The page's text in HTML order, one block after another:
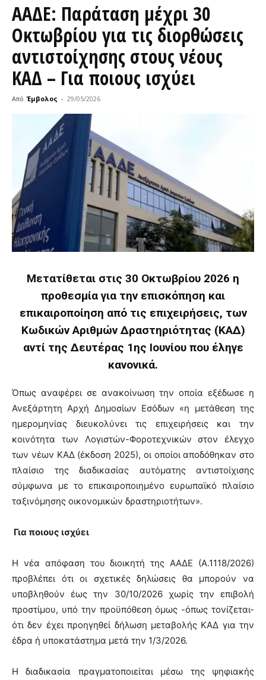
ΑΑΔΕ: Παράταση μέχρι 30
Οκτωβρίου για τις διορθώσεις
αντιστοίχησης στους νέους
ΚΑΔ – Για ποιους ισχύει
Από Έμβολος - 29/05/2026
Μετατίθεται στις 30 Οκτωβρίου 2026 η
προθεσμία για την επισκόπηση και
επικαιροποίηση από τις επιχειρήσεις, των
Κωδικών Αριθμών Δραστηριότητας (ΚΑΔ)
αντί της Δευτέρας 1ης Ιουνίου που έληγε
κανονικά.
Όπως αναφέρει σε ανακοίνωση την οποία εξέδωσε η
Ανεξάρτητη Αρχή Δημοσίων Εσόδων «η μετάθεση της
ημερομηνίας διευκολύνει τις επιχειρήσεις και την
κοινότητα των Λογιστών-Φοροτεχνικών στον έλεγχο
των νέων ΚΑΔ (έκδοση 2025), οι οποίοι αποδόθηκαν στο
πλαίσιο της διαδικασίας αυτόματης αντιστοίχισης
σύμφωνα με το επικαιροποιημένο ευρωπαϊκό πλαίσιο
ταξινόμησης οικονομικών δραστηριοτήτων».
Για ποιους ισχύει
Η νέα απόφαση του διοικητή της ΑΑΔΕ (Α.1118/2026)
προβλέπει ότι οι σχετικές δηλώσεις θα μπορούν να
υποβληθούν έως την 30/10/2026 χωρίς την επιβολή
προστίμου, υπό την προϋπόθεση όμως -όπως τονίζεται-
ότι δεν έχει προηγηθεί δήλωση μεταβολής ΚΑΔ για την
έδρα ή υποκατάστημα μετά την 1/3/2026.
Η διαδικασία πραγματοποιείται μέσω της ψηφιακής